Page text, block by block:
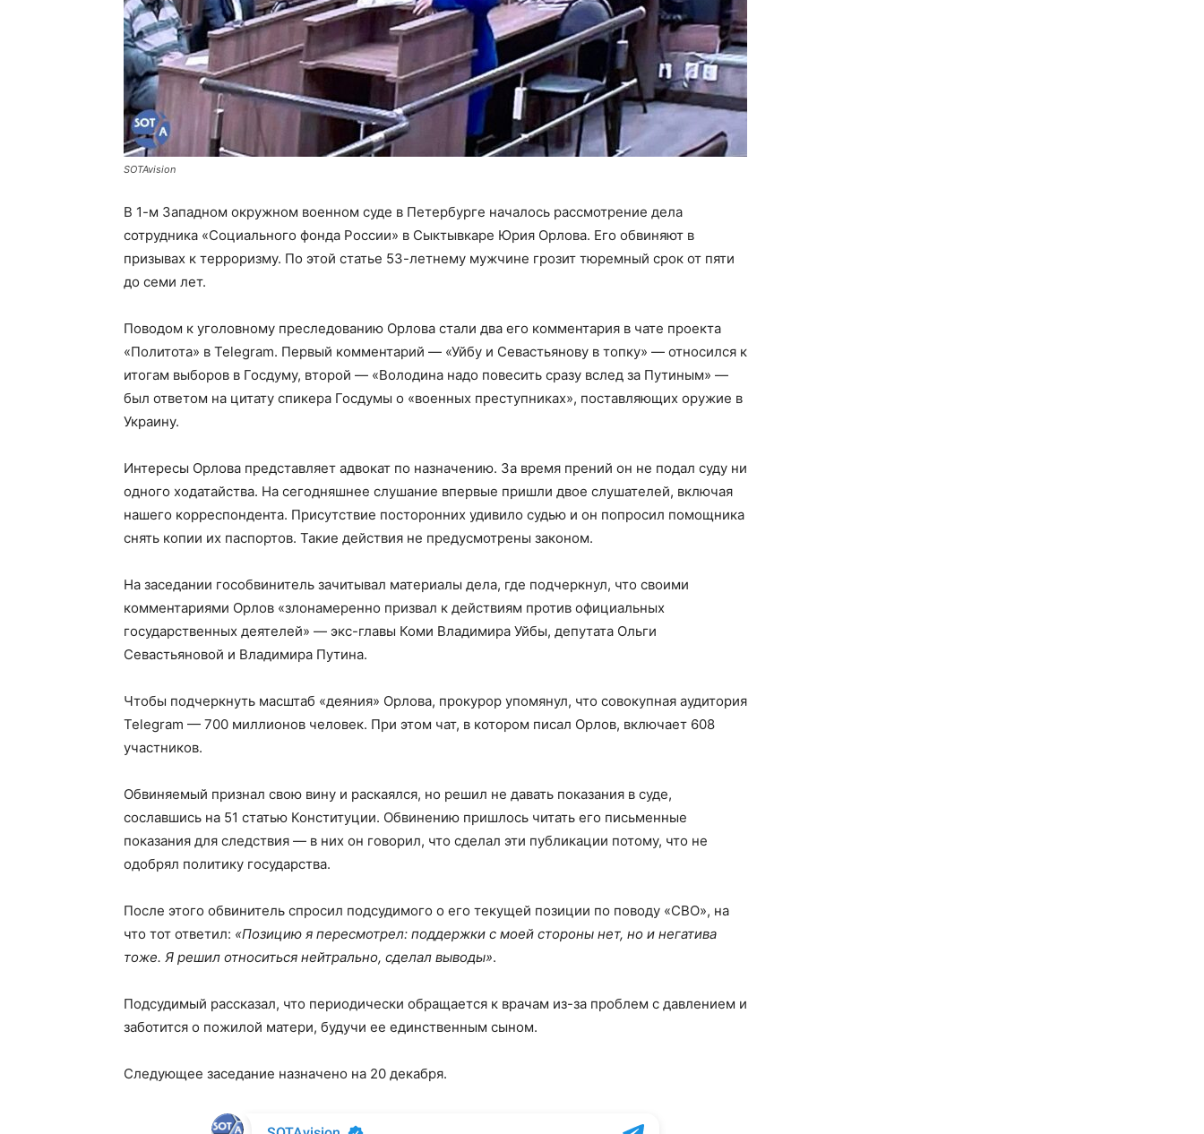
SOTAvision
В 1-м Западном окружном военном суде в Петербурге началось рассмотрение дела
сотрудника «Социального фонда России» в Сыктывкаре Юрия Орлова. Его обвиняют в
призывах к терроризму. По этой статье 53-летнему мужчине грозит тюремный срок от пяти
до семи лет.
Поводом к уголовному преследованию Орлова стали два его комментария в чате проекта
«Политота» в Telegram. Первый комментарий — «Уйбу и Севастьянову в топку» — относился к
итогам выборов в Госдуму, второй — «Володина надо повесить сразу вслед за Путиным» —
был ответом на цитату спикера Госдумы о «военных преступниках», поставляющих оружие в
Украину.
Интересы Орлова представляет адвокат по назначению. За время прений он не подал суду ни
одного ходатайства. На сегодняшнее слушание впервые пришли двое слушателей, включая
нашего корреспондента. Присутствие посторонних удивило судью и он попросил помощника
снять копии их паспортов. Такие действия не предусмотрены законом.
На заседании гособвинитель зачитывал материалы дела, где подчеркнул, что своими
комментариями Орлов «злонамеренно призвал к действиям против официальных
государственных деятелей» — экс-главы Коми Владимира Уйбы, депутата Ольги
Севастьяновой и Владимира Путина.
Чтобы подчеркнуть масштаб «деяния» Орлова, прокурор упомянул, что совокупная аудитория
Telegram — 700 миллионов человек. При этом чат, в котором писал Орлов, включает 608
участников.
Обвиняемый признал свою вину и раскаялся, но решил не давать показания в суде,
сославшись на 51 статью Конституции. Обвинению пришлось читать его письменные
показания для следствия — в них он говорил, что сделал эти публикации потому, что не
одобрял политику государства.
После этого обвинитель спросил подсудимого о его текущей позиции по поводу «СВО», на
что тот ответил: «Позицию я пересмотрел: поддержки с моей стороны нет, но и негатива
тоже. Я решил относиться нейтрально, сделал выводы».
Подсудимый рассказал, что периодически обращается к врачам из-за проблем с давлением и
заботится о пожилой матери, будучи ее единственным сыном.
Следующее заседание назначено на 20 декабря.